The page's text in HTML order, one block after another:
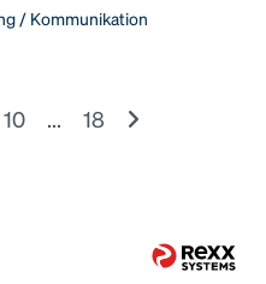
/ Kommunikation
10 ... 18